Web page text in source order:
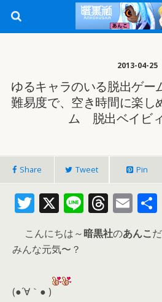
2013-04-25
ゆるキャラのいる脱出ゲー
難易度で、空き時間に楽し
ム 脱出ベイビ
Share Tweet Pin
T
w
itt
er
X Li
n
e
T
h
re
E
m
ai
こんにちは～暗黒社のあんこ
みんな元気〜？
(●´∀｀● )